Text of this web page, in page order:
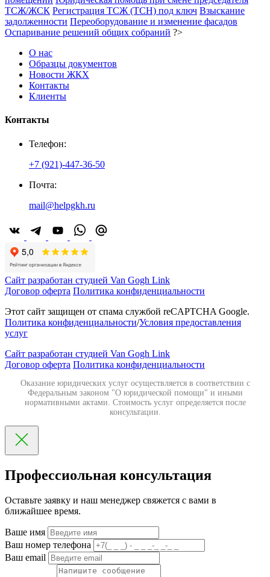
ТСЖ/ЖСК Регистрация ТСЖ (ТСН) под ключ Взыскание
задолженности Переоборудование и изменение фасадов
Оспаривание решений общих собраний ?>
О нас
Образцы документов
Новости ЖКХ
Контакты
Клиенты
Контакты
Телефон:
+7 (921)-447-36-50
Почта:
mail@helpgkh.ru
Сайт разработан студией Van Gogh Link
Договор оферта Политика конфиденциальности
Этот сайт защищен от спама службой reCAPTCHA Google.
Политика конфиденциальности/Условия предоставления
услуг
Сайт разработан студией Van Gogh Link
Договор оферта Политика конфиденциальности
Оказание юридических услуг осуществляется в соответствии с
Федеральным законом "О юридической помощи" и иными
нормативными актами. Стоимость услуг определяется после
консультации.
Профессиольная консультация
Оставьте заявку и наш менеджер свяжется с вами в
ближайшее время.
Ваше имя
Ваш номер телефона
Ваш email